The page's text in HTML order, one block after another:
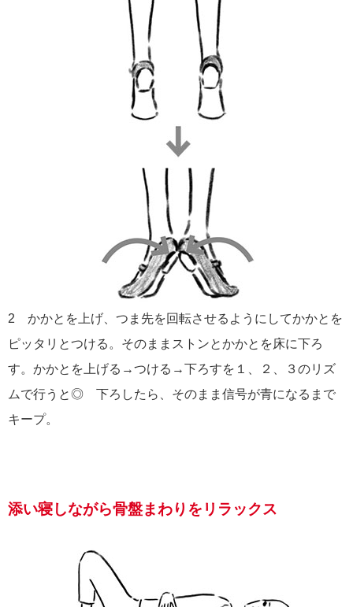
2 かかとを上げ、つま先を回転させるようにしてかかとを
ピッタリとつける。そのままストンとかかとを床に下ろ
す。かかとを上げる→つける→下ろすを１、２、３のリズ
ムで行うと◎ 下ろしたら、そのまま信号が青になるまで
キープ。
添い寝しながら骨盤まわりをリラックス